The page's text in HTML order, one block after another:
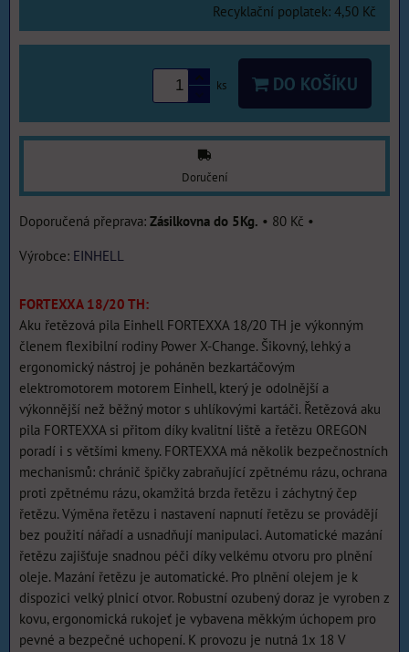
Recyklační poplatek: 4,50 Kč
ks DO KOŠÍKU
Doručení
Zásilkovna do 5Kg. • 80 Kč •
Výrobce: EINHELL
FORTEXXA 18/20 TH:
Aku řetězová pila Einhell FORTEXXA 18/20 TH je výkonným
členem flexibilní rodiny Power X-Change. Šikovný, lehký a
ergonomický nástroj je poháněn bezkartáčovým
elektromotorem motorem Einhell, který je odolnější a
výkonnější než běžný motor s uhlíkovými kartáči. Řetězová aku
pila FORTEXXA si přitom díky kvalitní liště a řetězu OREGON
poradí i s většími kmeny. FORTEXXA má několik bezpečnostních
mechanismů: chránič špičky zabraňující zpětnému rázu, ochrana
proti zpětnému rázu, okamžitá brzda řetězu i záchytný čep
řetězu. Výměna řetězu i nastavení napnutí řetězu se provádějí
bez použití nářadí a usnadňují manipulaci. Automatické mazání
řetězu zajišťuje snadnou péči díky velkému otvoru pro plnění
oleje. Mazání řetězu je automatické. Pro plnění olejem je k
dispozici velký plnicí otvor. Robustní ozubený doraz je vyroben z
kovu, ergonomická rukojeť je vybavena měkkým úchopem pro
pevné a bezpečné uchopení. K provozu je nutná 1x 18 V